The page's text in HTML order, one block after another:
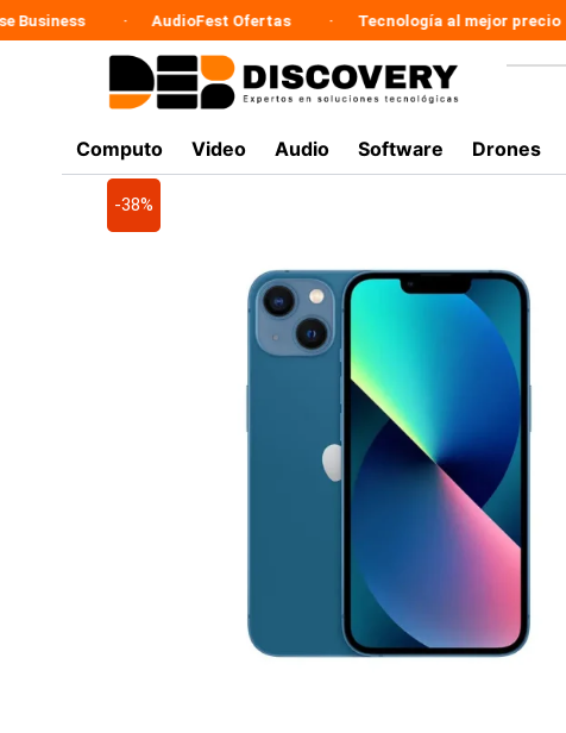
Ir
al
AudioFest Ofertas Tecnología al mejor precio
Computo Video Audio Software Drones
-38%